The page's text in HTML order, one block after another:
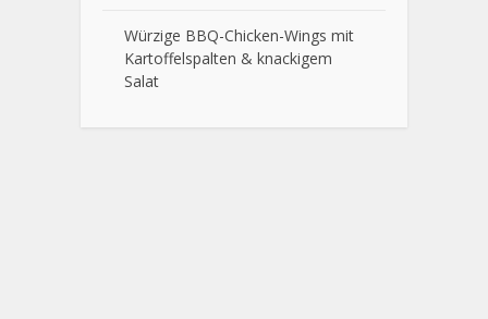
Würzige BBQ-Chicken-Wings mit
Kartoffelspalten & knackigem
Salat